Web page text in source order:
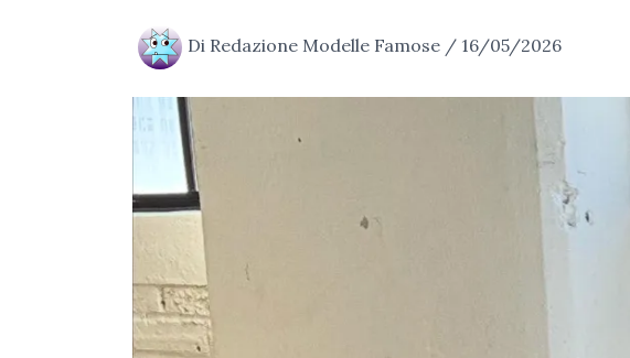
Di Redazione Modelle Famose / 16/05/2026